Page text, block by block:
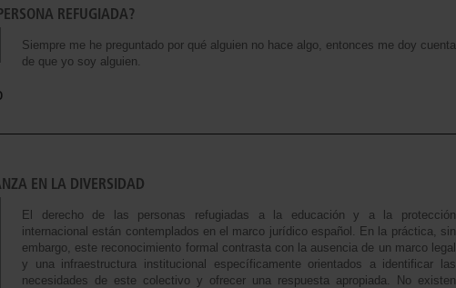
REFUGIADA?
Siempre me he preguntado por qué alguien no hace algo, entonces me doy cuenta
de que yo soy alguien.
EN LA DIVERSIDAD
El derecho de las personas refugiadas a la educación y a la protección
internacional están contemplados en el marco jurídico español. En la práctica, sin
embargo, este reconocimiento formal contrasta con la ausencia de un marco legal
y una infraestructura institucional específicamente orientados a identificar las
necesidades de este colectivo y ofrecer una respuesta apropiada. No existen